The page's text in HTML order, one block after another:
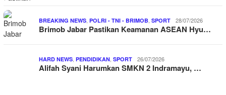
BREAKING NEWS POLRI - TNI - BRIMOB SPORT 28/07/2026
Brimob Jabar Pastikan Keamanan ASEAN Hyu…
HARD NEWS PENDIDIKAN SPORT 26/07/2026
Alifah Syani Harumkan SMKN 2 Indramayu, …